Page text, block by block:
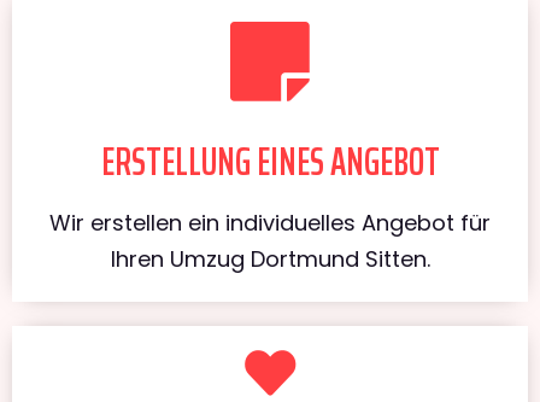
ERSTELLUNG EINES ANGEBOT
Wir erstellen ein individuelles Angebot für
Ihren Umzug Dortmund Sitten.